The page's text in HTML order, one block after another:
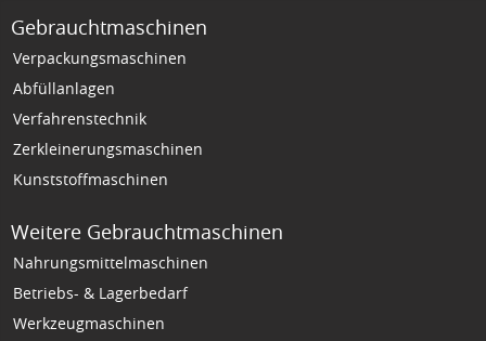
Gebrauchtmaschinen
Verpackungsmaschinen
Abfüllanlagen
Verfahrenstechnik
Zerkleinerungsmaschinen
Kunststoffmaschinen
Weitere Gebrauchtmaschinen
Nahrungsmittelmaschinen
Betriebs- & Lagerbedarf
Werkzeugmaschinen